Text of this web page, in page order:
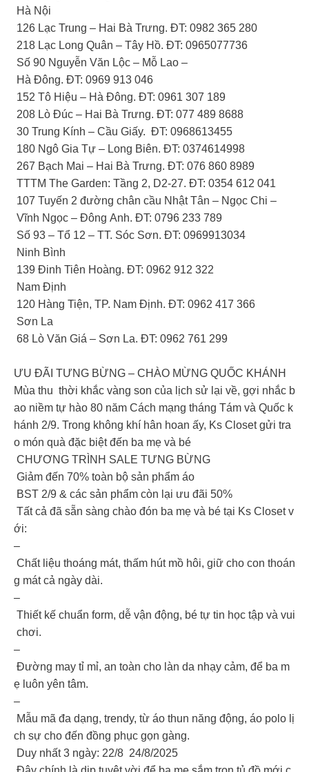
Hà Nội
126 Lạc Trung – Hai Bà Trưng. ĐT: 0982 365 280
218 Lạc Long Quân – Tây Hồ. ĐT: 0965077736
Số 90 Nguyễn Văn Lộc – Mỗ Lao –
Hà Đông. ĐT: 0969 913 046
152 Tô Hiệu – Hà Đông. ĐT: 0961 307 189
208 Lò Đúc – Hai Bà Trưng. ĐT: 077 489 8688
30 Trung Kính – Cầu Giấy. ĐT: 0968613455
180 Ngô Gia Tự – Long Biên. ĐT: 0374614998
267 Bạch Mai – Hai Bà Trưng. ĐT: 076 860 8989
TTTM The Garden: Tầng 2, D2-27. ĐT: 0354 612 041
107 Tuyến 2 đường chân cầu Nhật Tân – Ngọc Chi –
Vĩnh Ngọc – Đông Anh. ĐT: 0796 233 789
Số 93 – Tổ 12 – TT. Sóc Sơn. ĐT: 0969913034
Ninh Bình
139 Đinh Tiên Hoàng. ĐT: 0962 912 322
Nam Định
120 Hàng Tiện, TP. Nam Định. ĐT: 0962 417 366
Sơn La
68 Lò Văn Giá – Sơn La. ĐT: 0962 761 299
ƯU ĐÃI TƯNG BỪNG – CHÀO MỪNG QUỐC KHÁNH
Mùa thu thời khắc vàng son của lịch sử lại về, gợi nhắc b
ao niềm tự hào 80 năm Cách mạng tháng Tám và Quốc k
hánh 2/9. Trong không khí hân hoan ấy, Ks Closet gửi tra
o món quà đặc biệt đến ba mẹ và bé
CHƯƠNG TRÌNH SALE TƯNG BỪNG
️ Giảm đến 70% toàn bộ sản phẩm áo
️ BST 2/9 & các sản phẩm còn lại ưu đãi 50%
Tất cả đã sẵn sàng chào đón ba mẹ và bé tại Ks Closet v
ới:
–
Chất liệu thoáng mát, thấm hút mồ hôi, giữ cho con thoán
g mát cả ngày dài.
–
Thiết kế chuẩn form, dễ vận động, bé tự tin học tập và vui
chơi.
–
Đường may tỉ mỉ, an toàn cho làn da nhạy cảm, để ba m
ẹ luôn yên tâm.
–
Mẫu mã đa dạng, trendy, từ áo thun năng động, áo polo lị
ch sự cho đến đồng phục gọn gàng.
Duy nhất 3 ngày: 22/8 24/8/2025